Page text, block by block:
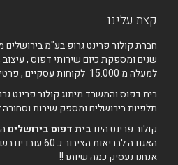
קצת עלינו
שנים ומספקת כיום שירותי דפוס , עיצוב
למעלה מ 15.000 לקוחות עסקיים , פרטיים ורשתות בפריסה ארצית .
בית דפוס והמשרד מיתוג קולור פרינט
תלפיות בירושלים ומספק שירות
קולור פרינט הינובית דפוס בירושלים
האגודה לבריאות
אנחנו נעסיק כמה שיותר!!